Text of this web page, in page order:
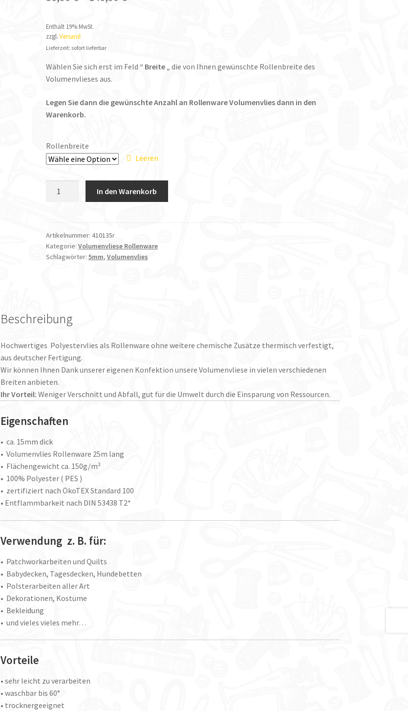
Enthält 19% MwSt.
zzgl. Versand
Lieferzeit: sofort lieferbar
Wählen Sie sich erst im Feld “ Breite „ die von Ihnen gewünschte Rollenbreite des
Volumenvlieses aus.
Legen Sie dann die gewünschte Anzahl an Rollenware Volumenvlies dann in den
Warenkorb.
Rollenbreite
Leeren
15mm
dick
25m
In den Warenkorb
Artikelnummer: 410135r
Kategorie: Volumenvliese Rollenware
Schlagwörter: 5mm, Volumenvlies
Beschreibung
Hochwertiges Polyestervlies als Rollenware ohne weitere chemische Zusätze thermisch verfestigt,
aus deutscher Fertigung.
Wir können Ihnen Dank unserer eigenen Konfektion unsere Volumenvliese in vielen verschiedenen
Breiten anbieten.
Ihr Vorteil: Weniger Verschnitt und Abfall, gut für die Umwelt durch die Einsparung von Ressourcen.
Eigenschaften
• ca. 15mm dick
• Volumenvlies Rollenware 25m lang
• Flächengewicht ca. 150g/m²
• 100% Polyester ( PES )
• zertifiziert nach ÖkoTEX Standard 100
• Entflammbarkeit nach DIN 53438 T2*
Verwendung z. B. für:
• Patchworkarbeiten und Quilts
• Babydecken, Tagesdecken, Hundebetten
• Polsterarbeiten aller Art
• Dekorationen, Kostüme
• Bekleidung
• und vieles vieles mehr…
Vorteile
• sehr leicht zu verarbeiten
• waschbar bis 60°
• trocknergeeignet